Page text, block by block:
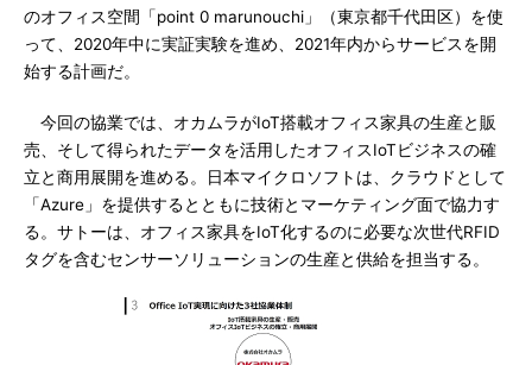
のオフィス空間「point 0 marunouchi」（東京都千代田区）を使
って、2020年中に実証実験を進め、2021年内からサービスを開
始する計画だ。
今回の協業では、オカムラがIoT搭載オフィス家具の生産と販
売、そして得られたデータを活用したオフィスIoTビジネスの確
立と商用展開を進める。日本マイクロソフトは、クラウドとして
「Azure」を提供するとともに技術とマーケティング面で協力す
る。サトーは、オフィス家具をIoT化するのに必要な次世代RFID
タグを含むセンサーソリューションの生産と供給を担当する。